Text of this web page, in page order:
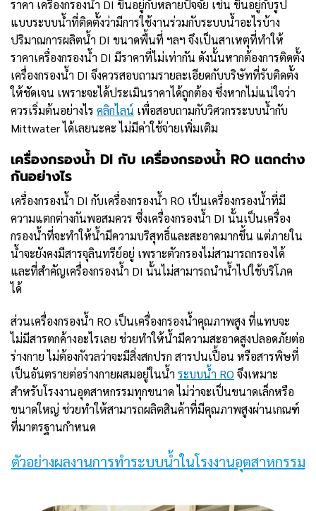
ราคา เครื่องกรองน้ำ DI ขึ้นอยู่กับหลายปัจจัย เช่น ขึ้นอยู่กับรูป
แบบระบบน้ำที่ติดตั้งว่ามีการใช้งานร่วมกับระบบน้ำอะไรบ้าง
ปริมาณการผลิตน้ำ DI ขนาดพื้นที่ ฯลฯ จึงเป็นสาเหตุที่ทำให้
ราคาเครื่องกรองน้ำ DI มีราคาที่ไม่เท่ากัน ดังนั้นหากต้องการติดตั้ง
เครื่องกรองน้ำ DI จึงควรสอบถามรายละเอียดกับบริษัทที่รับติดตั้ง
ให้ชัดเจน เพราะจะได้ประเมินราคาได้ถูกต้อง ซึ่งหากไม่แน่ใจว่า
ควรเริ่มต้นอย่างไร คลิกไลน์ เพื่อสอบถามกับวิศวกรระบบน้ำกับ
Mittwater ได้เลยนะคะ ไม่มีค่าใช้จ่ายเพิ่มเติม
เครื่องกรองน้ำ DI กับ เครื่องกรองน้ำ RO แตกต่าง
กันอย่างไร
เครื่องกรองน้ำ DI กับเครื่องกรองน้ำ RO เป็นเครื่องกรองน้ำที่มี
ความแตกต่างกันพอสมควร ซึ่งเครื่องกรองน้ำ DI นั้นเป็นเครื่อง
กรองน้ำที่จะทำให้น้ำมีความบริสุทธิ์และสะอาดมากขึ้น แต่ภายใน
น้ำจะยังคงมีสารจุลินทรีย์อยู่ เพราะตัวกรองไม่สามารถกรองได้
และที่สำคัญเครื่องกรองน้ำ DI นั้นไม่สามารถนำน้ำไปใช้บริโภค
ได้
ส่วนเครื่องกรองน้ำ RO เป็นเครื่องกรองน้ำคุณภาพสูง ที่แทบจะ
ไม่มีสารตกค้างอะไรเลย ช่วยทำให้น้ำมีความสะอาดสูงปลอดภัยต่อ
ร่างกาย ไม่ต้องกังวลว่าจะมีสิ่งสกปรก สารปนเปื้อน หรือสารพิษที่
เป็นอันตรายต่อร่างกายผสมอยู่ในน้ำ ระบบน้ำ RO จึงเหมาะ
สำหรับโรงงานอุตสาหกรรมทุกขนาด ไม่ว่าจะเป็นขนาดเล็กหรือ
ขนาดใหญ่ ช่วยทำให้สามารถผลิตสินค้าที่มีคุณภาพสูงผ่านเกณฑ์
ที่มาตรฐานกำหนด
ตัวอย่างผลงานการทำระบบน้ำในโรงงานอุตสาหกรรม